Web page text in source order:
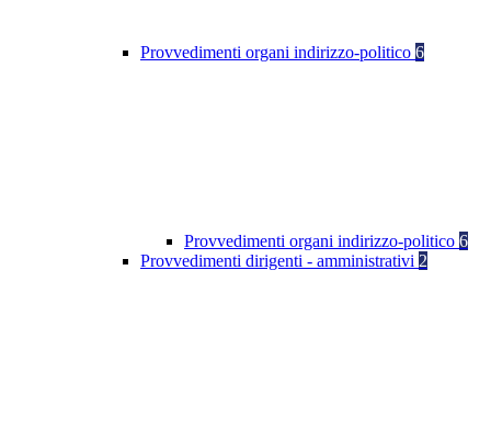
Provvedimenti organi indirizzo-politico 6
Provvedimenti organi indirizzo-politico 6
Provvedimenti dirigenti - amministrativi 2